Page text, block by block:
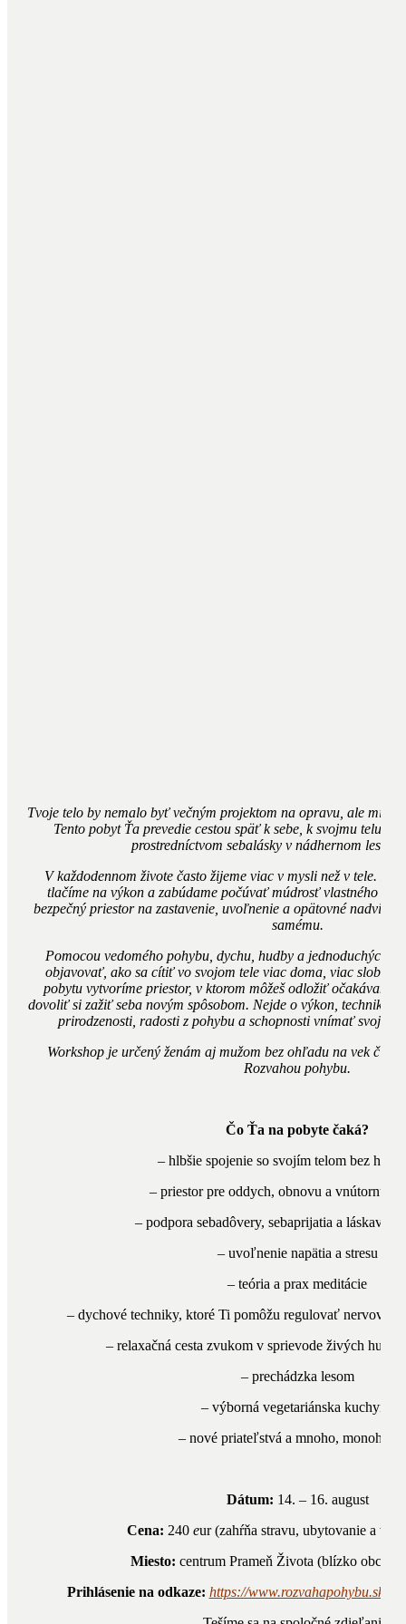
Tvoje telo by nemalo byť večným projektom na opravu, ale
Tento pobyt Ťa prevedie cestou späť k sebe, k svojmu telu a
prostredníctvom sebalásky v nádhernom
V každodennom živote často žijeme viac v mysli než v tele.
tlačíme na výkon a zabúdame počúvať múdrosť vlastného
bezpečný priestor na zastavenie, uvoľnenie a opätovné
samému.
Pomocou vedomého pohybu, dychu, hudby a jednoduchých
objavovať, ako sa cítiť vo svojom tele viac doma, viac
pobytu vytvoríme priestor, v ktorom môžeš odložiť
dovoliť si zažiť seba novým spôsobom. Nejde o výkon, techniku
prirodzenosti, radosti z pohybu a schopnosti vnímať svoje
Workshop je určený ženám aj mužom bez ohľadu na vek či
Rozvahou pohybu.
Čo Ťa na pobyte čaká?
– hlbšie spojenie so svojím telom bez
– priestor pre oddych, obnovu a vnútornú
– podpora sebadôvery, sebaprijatia a
– uvoľnenie napätia a stresu
– teória a prax meditácie
– dychové techniky, ktoré Ti pomôžu regulovať nervovú
– relaxačná cesta zvukom v sprievode živých
– prechádzka lesom
– výborná vegetariánska kuchyňa
– nové priateľstvá a mnoho, monoho
Dátum: 14. – 16. august
Cena: 240 eur (zahŕňa stravu, ubytovanie a
Miesto: centrum Prameň Života (blízko obce
Prihlásenie na odkaze: https://www.rozvahapohybu.sk/